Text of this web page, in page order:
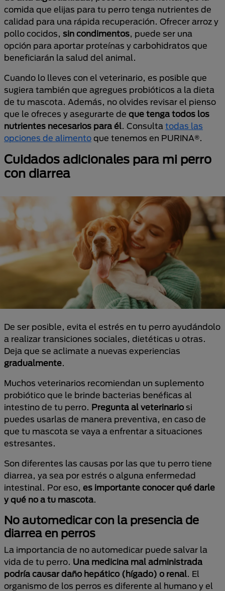
comida que elijas para tu perro tenga nutrientes de
calidad para una rápida recuperación. Ofrecer arroz y
pollo cocidos, sin condimentos, puede ser una
opción para aportar proteínas y carbohidratos que
beneficiarán la salud del animal.
Cuando lo lleves con el veterinario, es posible que
sugiera también que agregues probióticos a la dieta
de tu mascota. Además, no olvides revisar el pienso
que le ofreces y asegurarte de que tenga todos los
nutrientes necesarios para él. Consulta todas las
opciones de alimento que tenemos en PURINA®.
Cuidados adicionales para mi perro
con diarrea
De ser posible, evita el estrés en tu perro ayudándolo
a realizar transiciones sociales, dietéticas u otras.
Deja que se aclimate a nuevas experiencias
gradualmente.
Muchos veterinarios recomiendan un suplemento
probiótico que le brinde bacterias benéficas al
intestino de tu perro. Pregunta al veterinario si
puedes usarlas de manera preventiva, en caso de
que tu mascota se vaya a enfrentar a situaciones
estresantes.
Son diferentes las causas por las que tu perro tiene
diarrea, ya sea por estrés o alguna enfermedad
intestinal. Por eso, es importante conocer qué darle
y qué no a tu mascota.
No automedicar con la presencia de
diarrea en perros
La importancia de no automedicar puede salvar la
vida de tu perro. Una medicina mal administrada
podría causar daño hepático (hígado) o renal. El
organismo de los perros es diferente al humano y el